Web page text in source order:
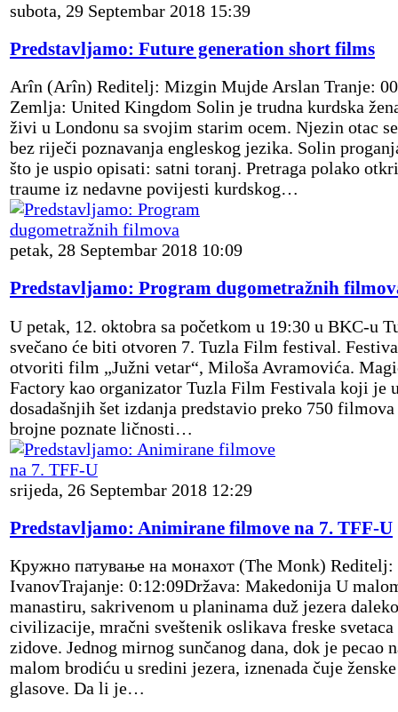
subota, 29 Septembar 2018 15:39
Predstavljamo: Future generation short films
Arîn (Arîn) Reditelj: Mizgin Mujde Arslan Tranje:
Zemlja: United Kingdom Solin je trudna kurdska
živi u Londonu sa svojim starim ocem. Njezin otac
bez riječi poznavanja engleskog jezika. Solin
što je uspio opisati: satni toranj. Pretraga polako
traume iz nedavne povijesti kurdskog…
petak, 28 Septembar 2018 10:09
Predstavljamo: Program dugometražnih
U petak, 12. oktobra sa početkom u 19:30 u BKC-u
svečano će biti otvoren 7. Tuzla Film festival.
otvoriti film „Južni vetar“, Miloša Avramovića.
Factory kao organizator Tuzla Film Festivala koji je
dosadašnjih šet izdanja predstavio preko 750
brojne poznate ličnosti…
srijeda, 26 Septembar 2018 12:29
Predstavljamo: Animirane filmove na 7. TFF-U
Кружно патување на монахот (The Monk) Reditelj:
IvanovTrajanje: 0:12:09Država: Makedonija U
manastiru, sakrivenom u planinama duž jezera
civilizacije, mračni sveštenik oslikava freske svetaca
zidove. Jednog mirnog sunčanog dana, dok je pecao
malom brodiću u sredini jezera, iznenada čuje ženske
glasove. Da li je…